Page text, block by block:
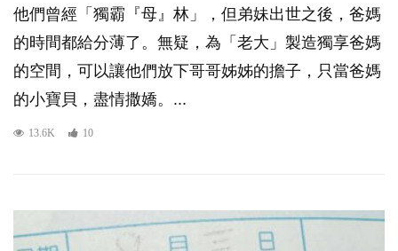
他們曾經「獨霸『母』林」，但弟妹出世之後，爸媽
的時間都給分薄了。無疑，為「老大」製造獨享爸媽
的空間，可以讓他們放下哥哥姊姊的擔子，只當爸媽
的小寶貝，盡情撒嬌。...
13.6K 10